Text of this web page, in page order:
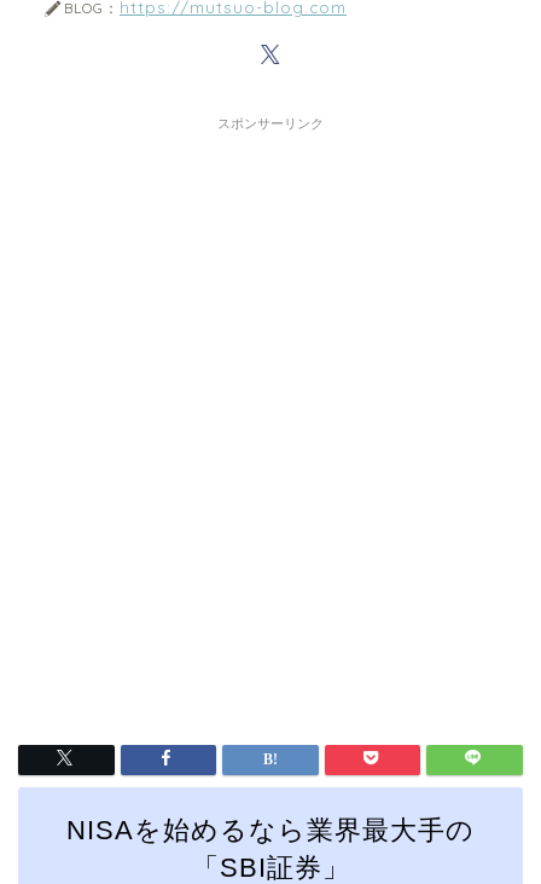
BLOG： https://mutsuo-blog.com
スポンサーリンク
NISAを始めるなら業界最大手の
「SBI証券」